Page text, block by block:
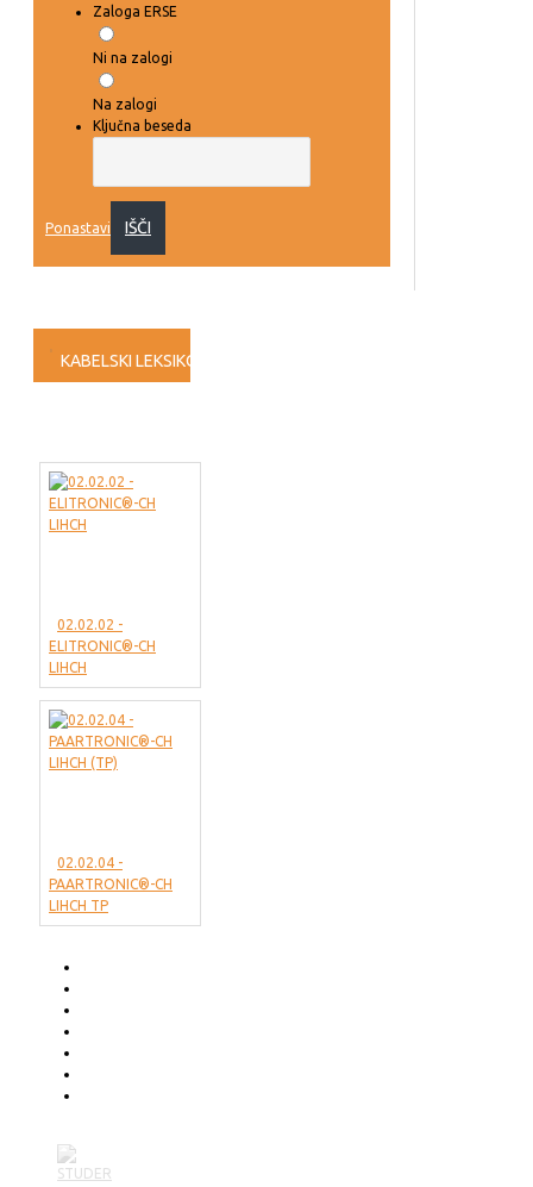
Zaloga ERSE
Ni na zalogi
Na zalogi
Ključna beseda
Ponastavi IŠČI
KABELSKI LEKSIKON
02.02.02 -
ELITRONIC®-CH
LIHCH
02.02.04 -
PAARTRONIC®-CH
LIHCH TP